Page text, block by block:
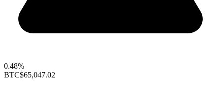
0.48%
BTC$65,047.02